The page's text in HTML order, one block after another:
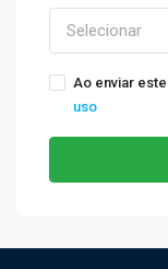
Selecionar
Ao enviar
uso